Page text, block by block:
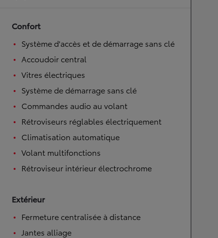
Confort
Système d'accès et de démarrage sans clé
Accoudoir central
Vitres électriques
Système de démarrage sans clé
Commandes audio au volant
Rétroviseurs réglables électriquement
Climatisation automatique
Volant multifonctions
Rétroviseur intérieur électrochrome
Extérieur
Fermeture centralisée à distance
Jantes alliage